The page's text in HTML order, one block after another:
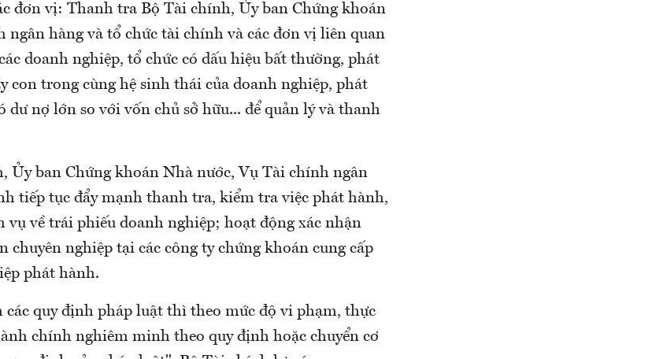
đơn vị: Thanh tra Bộ Tài chính, Ủy ban Chứng khoán
ngân hàng và tổ chức tài chính và các đơn vị liên quan
doanh nghiệp, tổ chức có dấu hiệu bất thường, phát
con trong cùng hệ sinh thái của doanh nghiệp, phát
dư nợ lớn so với vốn chủ sở hữu... để quản lý và thanh
Ủy ban Chứng khoán Nhà nước, Vụ Tài chính ngân
tiếp tục đẩy mạnh thanh tra, kiểm tra việc phát hành,
vụ về trái phiếu doanh nghiệp; hoạt động xác nhận
chuyên nghiệp tại các công ty chứng khoán cung cấp
phát hành.
quy định pháp luật thì theo mức độ vi phạm, thực
chính nghiêm minh theo quy định hoặc chuyển cơ